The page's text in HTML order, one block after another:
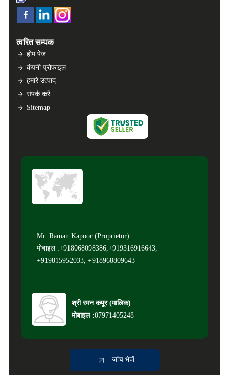
त्वरित सम्पक
होम पेज
कंपनी प्रोफाइल
हमारे उत्पाद
संपर्क करें
Sitemap
Mr. Raman Kapoor (Proprietor)
मोबाइल :+918068098386,+919316916643,
+919815952033, +918968809643
श्री रमन कपूर(मालिक)
मोबाइल :07971405248
जांच भेजें